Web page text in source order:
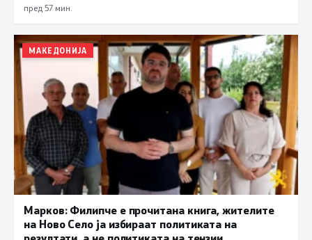
пред 57 мин.
МАКЕДОНИЈА
Марков: Филипче е прочитана книга, жителите
на Ново Село ја избираат политиката на